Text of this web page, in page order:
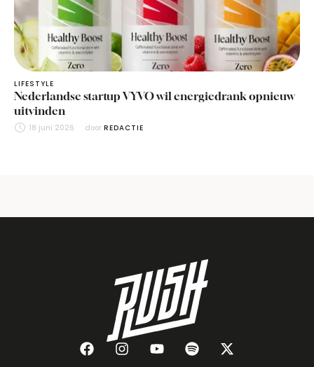
LIFESTYLE
Nederlandse startup VYVO wil energiedrank opnieuw
uitvinden
18 juni 2026 door REDACTIE